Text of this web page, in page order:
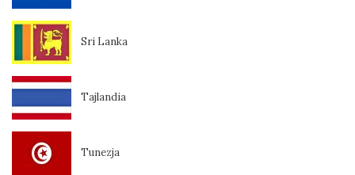
Sri Lanka
Tajlandia
Tunezja